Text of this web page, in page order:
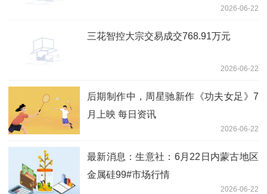
2026-06-22
三花智控大宗交易成交768.91万元
2026-06-22
后期制作中，周星驰新作《功夫女足》7
月上映 每日资讯
2026-06-22
最新消息：生意社：6月22日内蒙古地区
金属硅99#市场行情
2026-06-22